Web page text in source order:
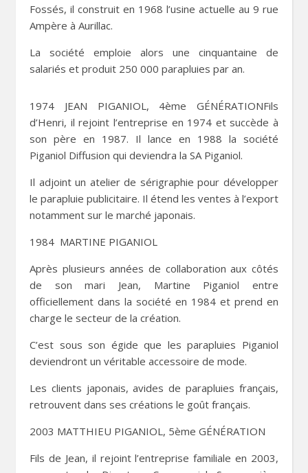
Fossés, il construit en 1968 l’usine actuelle au 9 rue
Ampère à Aurillac.
La société emploie alors une cinquantaine de
salariés et produit 250 000 parapluies par an.
1974 JEAN PIGANIOL, 4ème GÉNÉRATIONFils
d’Henri, il rejoint l’entreprise en 1974 et succède à
son père en 1987. Il lance en 1988 la société
Piganiol Diffusion qui deviendra la SA Piganiol.
Il adjoint un atelier de sérigraphie pour développer
le parapluie publicitaire. Il étend les ventes à l’export
notamment sur le marché japonais.
1984 MARTINE PIGANIOL
Après plusieurs années de collaboration aux côtés
de son mari Jean, Martine Piganiol entre
officiellement dans la société en 1984 et prend en
charge le secteur de la création.
C’est sous son égide que les parapluies Piganiol
deviendront un véritable accessoire de mode.
Les clients japonais, avides de parapluies français,
retrouvent dans ses créations le goût français.
2003 MATTHIEU PIGANIOL, 5ème GÉNÉRATION
Fils de Jean, il rejoint l’entreprise familiale en 2003,